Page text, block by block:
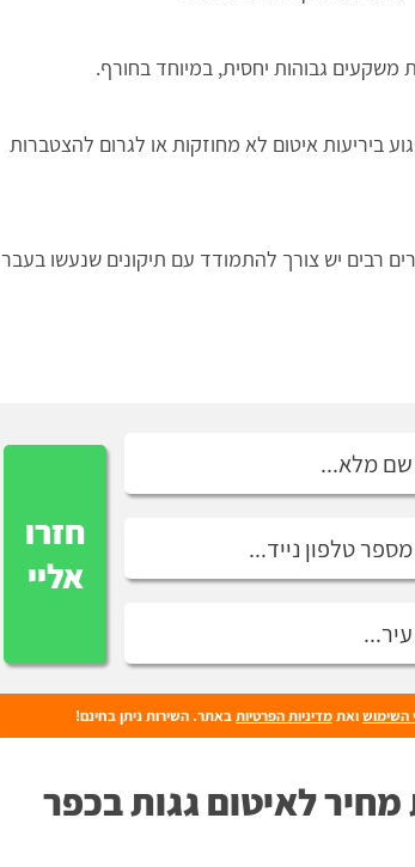
משקעים גבוהות יחסית, במיוחד בחורף.
ביריעות איטום לא מחוזקות או לגרום להצטברות
רבים יש צורך להתמודד עם תיקונים שנעשו בעבר
חזרו
אליי
השימושואתמדיניות הפרטיותבאתר. השירות ניתן בחינם!
לאיטום גגות בכפר